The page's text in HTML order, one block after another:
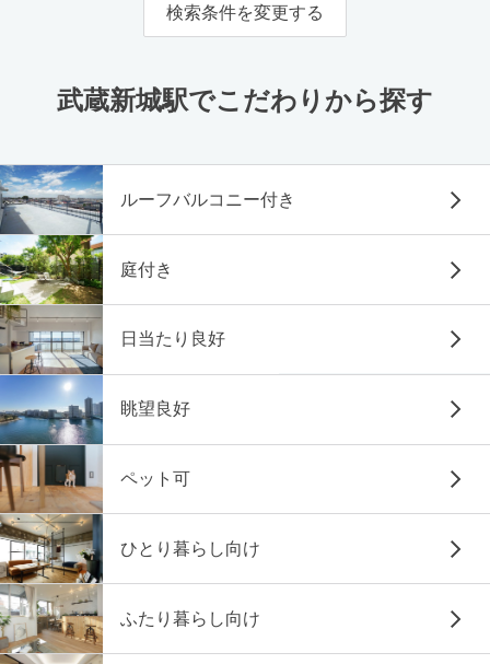
検索条件を変更する
武蔵新城駅でこだわりから探す
ルーフバルコニー付き
庭付き
日当たり良好
眺望良好
ペット可
ひとり暮らし向け
ふたり暮らし向け